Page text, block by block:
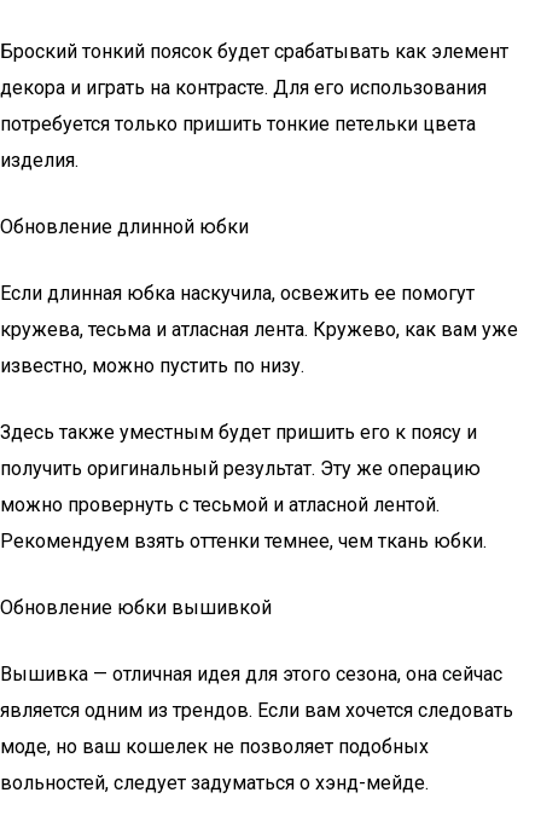
Броский тонкий поясок будет срабатывать как элемент
декора и играть на контрасте. Для его использования
потребуется только пришить тонкие петельки цвета
изделия.
Обновление длинной юбки
Если длинная юбка наскучила, освежить ее помогут
кружева, тесьма и атласная лента. Кружево, как вам уже
известно, можно пустить по низу.
Здесь также уместным будет пришить его к поясу и
получить оригинальный результат. Эту же операцию
можно провернуть с тесьмой и атласной лентой.
Рекомендуем взять оттенки темнее, чем ткань юбки.
Обновление юбки вышивкой
Вышивка — отличная идея для этого сезона, она сейчас
является одним из трендов. Если вам хочется следовать
моде, но ваш кошелек не позволяет подобных
вольностей, следует задуматься о хэнд-мейде.